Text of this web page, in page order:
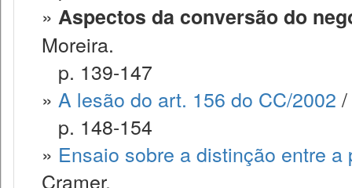
» Aspectos da conversão do
Moreira.
p. 139-147
» A lesão do art. 156 do CC/2002
p. 148-154
» Ensaio sobre a distinção entre
Cramer.